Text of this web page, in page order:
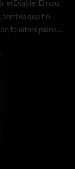
el Diable. El nou
sembla que ho
té altres plans…